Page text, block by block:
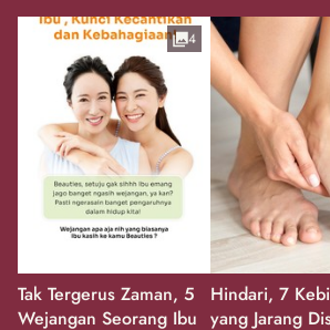
Tak Tergerus Zaman, 5
Wejangan Seorang Ibu
4
Hindari, 7
yang Jarang